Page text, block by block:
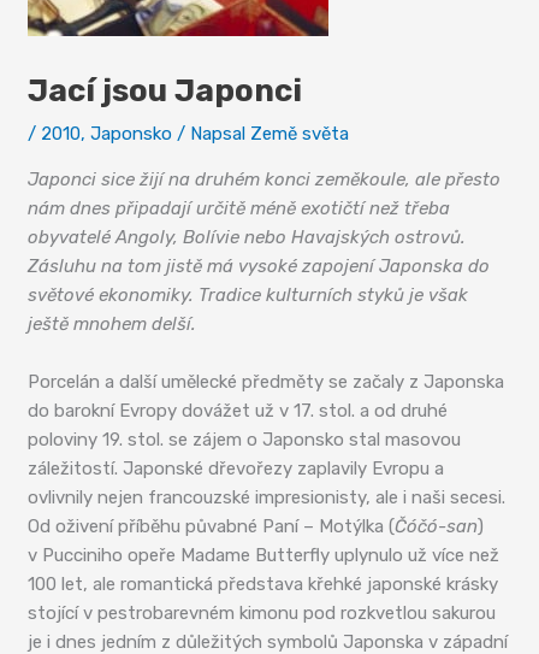
Jací jsou Japonci
/ 2010,Japonsko / Napsal Země světa
Japonci sice žijí na druhém konci zeměkoule, ale přesto
nám dnes připadají určitě méně exotičtí než třeba
obyvatelé Angoly, Bolívie nebo Havajských ostrovů.
Zásluhu na tom jistě má vysoké zapojení Japonska do
světové ekonomiky. Tradice kulturních styků je však
ještě mnohem delší.
Porcelán a další umělecké předměty se začaly z Japonska
do barokní Evropy dovážet už v 17. stol. a od druhé
poloviny 19. stol. se zájem o Japonsko stal masovou
záležitostí. Japonské dřevořezy zaplavily Evropu a
ovlivnily nejen francouzské impresionisty, ale i naši secesi.
Od oživení příběhu půvabné Paní – Motýlka (Čóčó-san)
v Pucciniho opeře Madame Butterfly uplynulo už více než
100 let, ale romantická představa křehké japonské krásky
stojící v pestrobarevném kimonu pod rozkvetlou sakurou
je i dnes jedním z důležitých symbolů Japonska v západní